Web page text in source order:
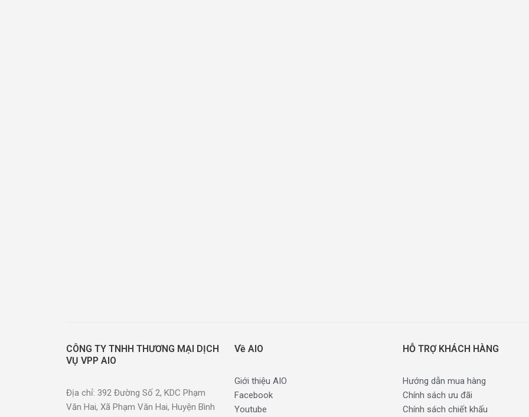
CÔNG TY TNHH THƯƠNG MẠI DỊCH
VỤ VPP AIO
Địa chỉ: 392 Đường Số 2, KDC Phạm
Văn Hai, Xã Phạm Văn Hai, Huyện Bình
Về AIO
Giới thiệu AIO
Facebook
Youtube
HỖ TRỢ KHÁCH HÀNG
Hướng dẫn mua hàng
Chính sách ưu đãi
Chính sách chiết khấu